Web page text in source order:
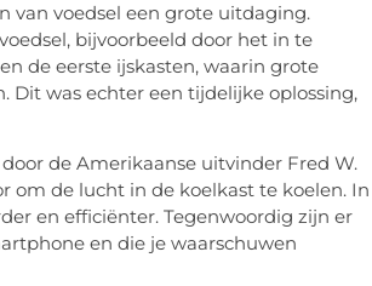
van voedsel een grote uitdaging.
bijvoorbeeld door het in te
de eerste ijskasten, waarin grote
Dit was echter een tijdelijke oplossing,
de Amerikaanse uitvinder Fred W.
om de lucht in de koelkast te koelen. In
en efficiënter. Tegenwoordig zijn er
en die je waarschuwen